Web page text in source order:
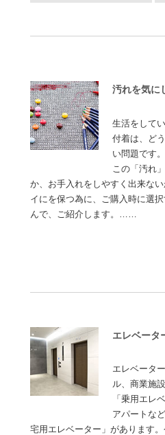
汚れを気に
生活をして
付着は、ど
い問題です。
この「汚れ
か、お手入れをしやすく出来な
イにを保つ為に、ご購入時に選
んで、ご紹介します。……
エレベータ
エレベータ
ル、商業施
「乗用エレ
アパートな
宅用エレベーター」があります。